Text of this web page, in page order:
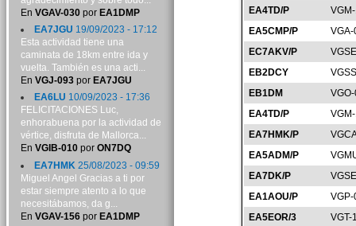
EA4TD/P
EA5CMP/P
EC7AKV/P
EB2DCY
EB1DM
EA4TD/P
EA7HMK/P
EA5ADM/P
EA7DK/P
EA1AOU/P
EA5EOR/3
VGT-
En VGAV-030por EA1DMP
EA7JGU 19/09/2023 - 17:12
Esta actividad tiene una
caminata de 18km entre ida y
vuelta. También es una acti...
En VGJ-093por EA7JGU
EA6LU 10/09/2023 - 17:36
FELICITACIONES Luc,
enhorabuena por la actividad de
vértice, disfruta de Mallorca...
En VGIB-010por ON7DQ
EA7HMK 25/08/2023 - 09:59
Miguel Angel Gracias a ti por
estar siempre atento a lo que
necesitábamos, da g...
En VGAV-156por EA1DMP